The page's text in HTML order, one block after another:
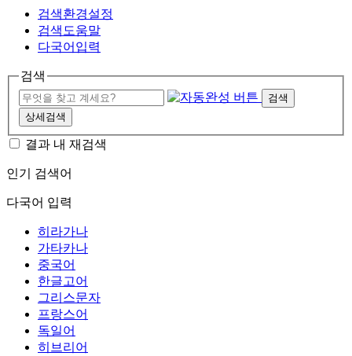
검색환경설정
검색도움말
다국어입력
검색
검색
상세검색
결과 내 재검색
인기 검색어
다국어 입력
히라가나
가타카나
중국어
한글고어
그리스문자
프랑스어
독일어
히브리어